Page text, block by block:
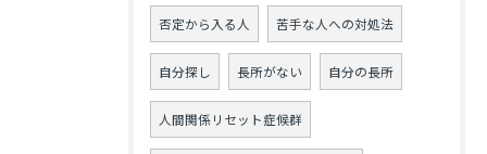
否定から入る人 苦手な人への対処法
自分探し 長所がない 自分の長所
人間関係リセット症候群